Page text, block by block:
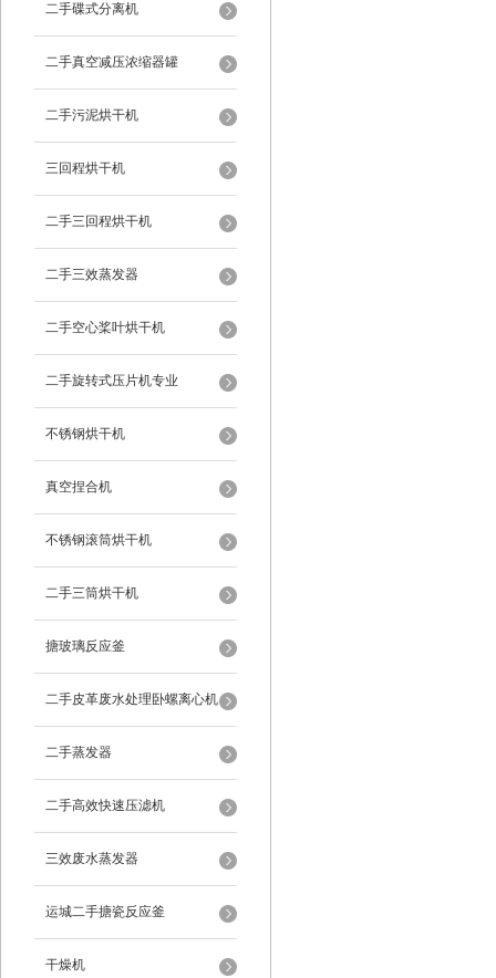
二手碟式分离机
二手真空减压浓缩器罐
二手污泥烘干机
三回程烘干机
二手三回程烘干机
二手三效蒸发器
二手空心桨叶烘干机
二手旋转式压片机专业
不锈钢烘干机
真空捏合机
不锈钢滚筒烘干机
二手三筒烘干机
搪玻璃反应釜
二手皮革废水处理卧螺离心机
二手蒸发器
二手高效快速压滤机
三效废水蒸发器
运城二手搪瓷反应釜
干燥机